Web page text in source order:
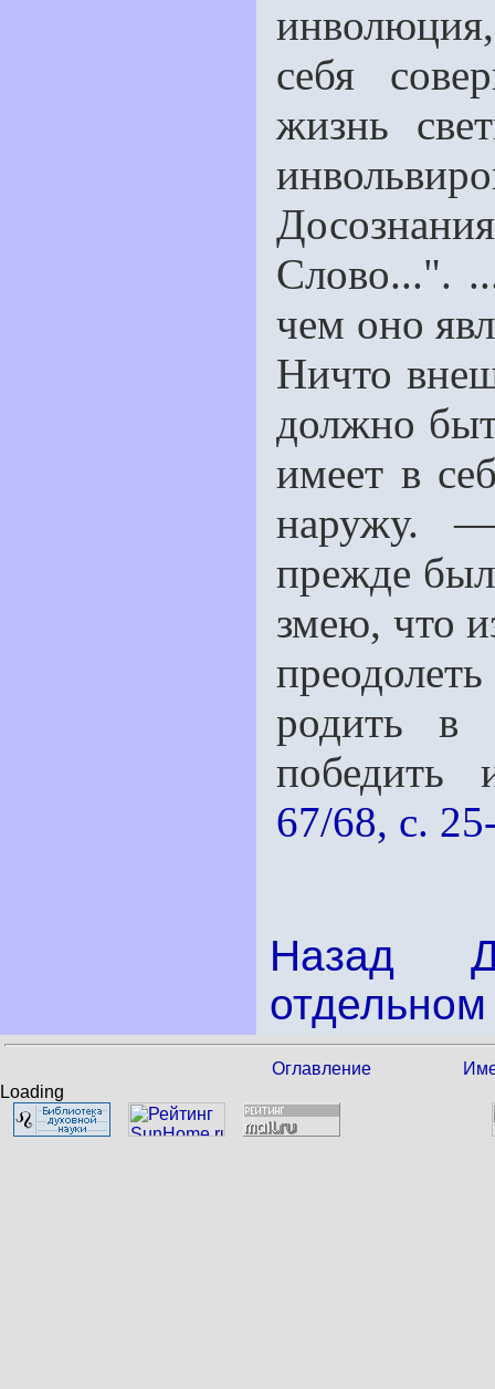
себя
жизнь
Слово...".
чем оно
Ничто
должно
имеет в
наружу.
прежде
змею, что
родить в
победить
67/68, с.
Назад
Оглавление
Loading